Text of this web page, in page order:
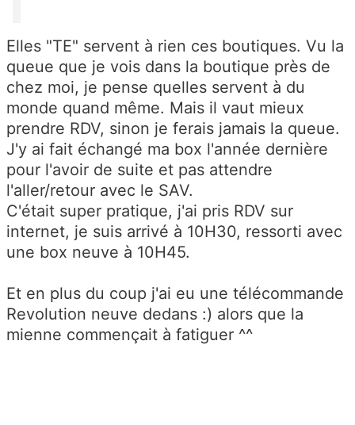
Elles "TE" servent à rien ces boutiques. Vu la
queue que je vois dans la boutique près de
chez moi, je pense quelles servent à du
monde quand même. Mais il vaut mieux
prendre RDV, sinon je ferais jamais la queue.
J'y ai fait échangé ma box l'année dernière
pour l'avoir de suite et pas attendre
l'aller/retour avec le SAV.
C'était super pratique, j'ai pris RDV sur
internet, je suis arrivé à 10H30, ressorti avec
une box neuve à 10H45.
Et en plus du coup j'ai eu une télécommande
Revolution neuve dedans :) alors que la
mienne commençait à fatiguer ^^